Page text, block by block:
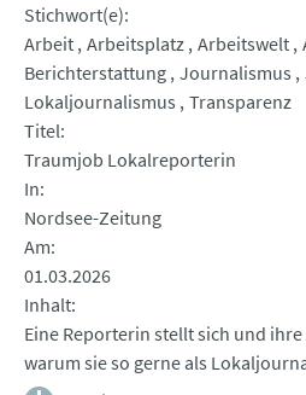
Stichwort(e)
Arbeit Arbeitsplatz Arbeitswelt
Berichterstattung Journalismus
Lokaljournalismus Transparenz
Titel
Traumjob Lokalreporterin
In
Nordsee-Zeitung
Am
01.03.2026
Inhalt
Eine Reporterin stellt sich und
warum sie so gerne als